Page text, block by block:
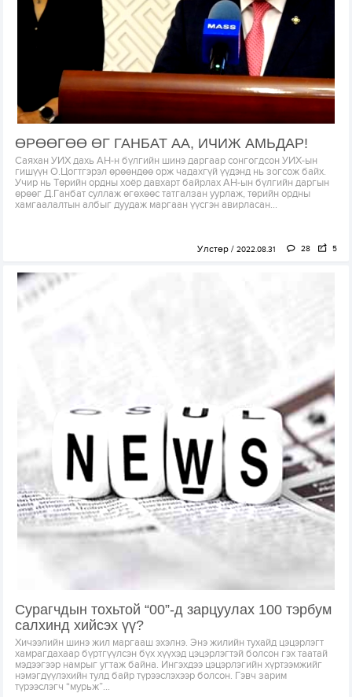
ӨРӨӨГӨӨ ӨГ ГАНБАТ АА, ИЧИЖ АМЬДАР!
Саяхан УИХ дахь АН-н бүлгийн шинэ даргаар сонгогдсон УИХ-ын
гишүүн О.Цогтгэрэл өрөөндөө орж чадахгүй үүдэнд нь зогсож байх.
Учир нь Төрийн ордны хоёр давхарт байрлах АН-ын бүлгийн даргын
өрөөг Д.Ганбат суллаж өгөхөөс татгалзан уурлаж, төрийн ордны
хамгаалалтын албыг дуудаж маргаан үүсгэн авирласан...
Улстөр 2022.08.31 28 5
Сурагчдын тохьтой “00”-д зарцуулах 100 тэрбум
салхинд хийсэх үү?
Хичээлийн шинэ жил маргааш эхэлнэ. Энэ жилийн тухайд цэцэрлэгт
хамрагдахаар бүртгүүлсэн бүх хүүхэд цэцэрлэгтэй болсон гэх таатай
мэдээгээр намрыг угтаж байна. Ингэхдээ цэцэрлэгийн хүртээмжийг
нэмэгдүүлэхийн тулд байр түрээслэхээр болсон. Гэвч зарим
түрээслэгч “мурьж”...